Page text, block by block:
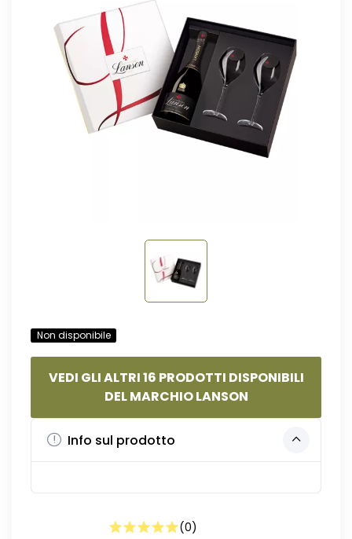
Non disponibile
VEDI GLI ALTRI 16 PRODOTTI DISPONIBILI
DEL MARCHIO LANSON
Info sul prodotto
(0)